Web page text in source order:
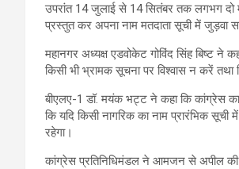
उपरांत 14 जुलाई से 14 सितंबर तक लगभग दो
प्रस्तुत कर अपना नाम मतदाता सूची में जुड़वा
महानगर अध्यक्ष एडवोकेट गोविंद सिंह बिष्ट ने
किसी भी भ्रामक सूचना पर विश्वास न करें तथा
बीएलए-1 डॉ. मयंक भट्ट ने कहा कि कांग्रेस का
कि यदि किसी नागरिक का नाम प्रारंभिक
रहेगा।
कांग्रेस प्रतिनिधिमंडल ने आमजन से अपील की